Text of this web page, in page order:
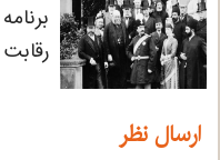
رقابت
ارسال نظر